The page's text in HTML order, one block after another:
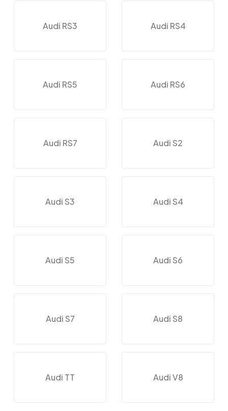
Audi RS3 Audi RS4
Audi RS5 Audi RS6
Audi RS7 Audi S2
Audi S3 Audi S4
Audi S5 Audi S6
Audi S7 Audi S8
Audi TT Audi V8